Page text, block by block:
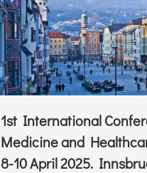
1st International
Medicine and
8-10 April 2025.